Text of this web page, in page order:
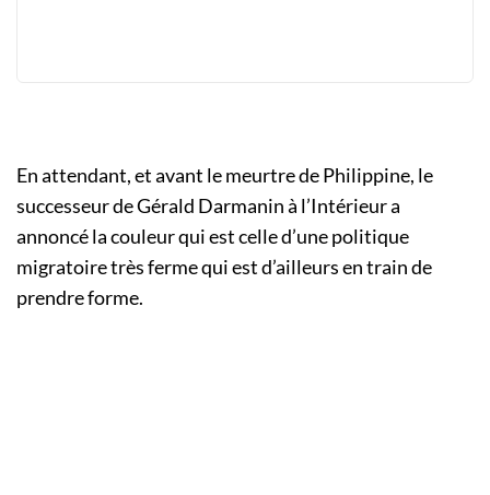
En attendant, et avant le meurtre de Philippine, le
successeur de Gérald Darmanin à l’Intérieur a
annoncé la couleur qui est celle d’une politique
migratoire très ferme qui est d’ailleurs en train de
prendre forme.